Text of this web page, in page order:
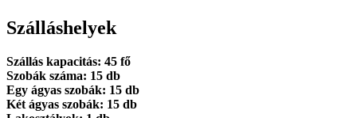
Szálláshelyek
Szállás kapacitás: 45 fő
Szobák száma: 15 db
Egy ágyas szobák: 15 db
Két ágyas szobák: 15 db